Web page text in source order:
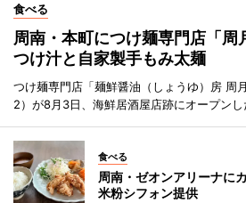
食べる
周南・本町につけ麺専門店「
つけ汁と自家製手もみ太麺
つけ麺専門店「麺鮮醤油（しょうゆ）房 周
2）が8月3日、海鮮居酒屋店跡にオープンし
食べる
周南・ゼオンアリーナに
米粉シフォン提供